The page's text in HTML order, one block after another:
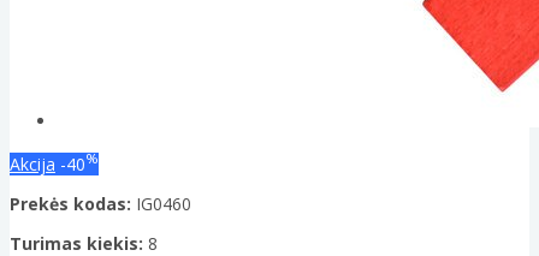
Akcija -40%
Prekės kodas: IG0460
Turimas kiekis: 8